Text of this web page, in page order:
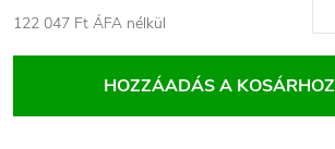
122 047 Ft ÁFA nélkül
HOZZÁADÁS A KOSÁRHOZ